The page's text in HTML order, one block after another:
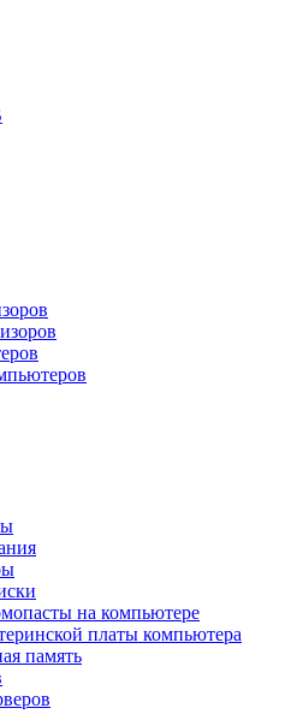
на компьютере
платы компьютера
память